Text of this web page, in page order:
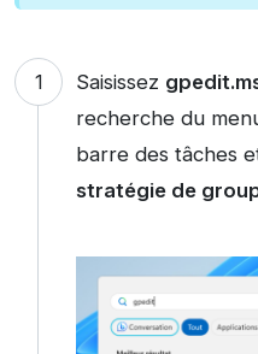
Saisissez
recherche du
barre des tâches
stratégie de